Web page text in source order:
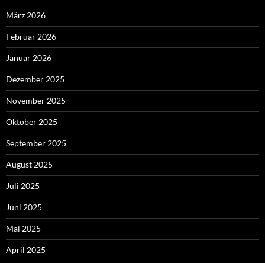
März 2026
Februar 2026
Januar 2026
Dezember 2025
November 2025
Oktober 2025
September 2025
August 2025
Juli 2025
Juni 2025
Mai 2025
April 2025